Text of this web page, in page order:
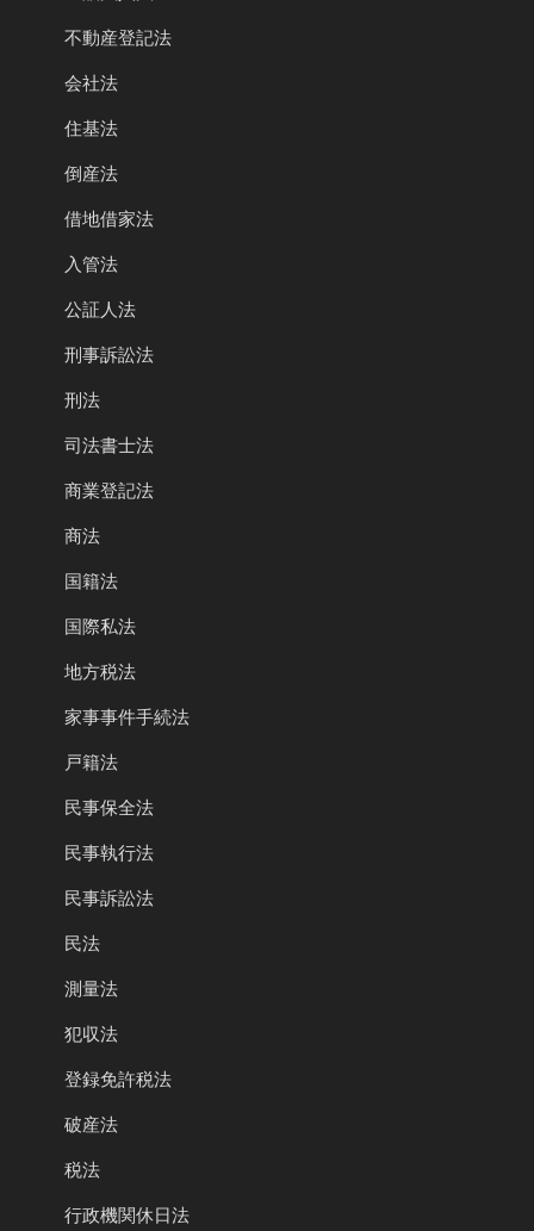
不動産登記法
会社法
住基法
倒産法
借地借家法
入管法
公証人法
刑事訴訟法
刑法
司法書士法
商業登記法
商法
国籍法
国際私法
地方税法
家事事件手続法
戸籍法
民事保全法
民事執行法
民事訴訟法
民法
測量法
犯収法
登録免許税法
破産法
税法
行政機関休日法